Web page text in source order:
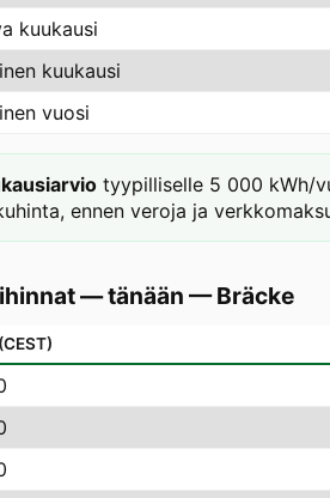
kuukausi
kuukausi
vuosi
tyypilliselle 5 000 kWh/
ennen veroja ja
— tänään —Bräcke